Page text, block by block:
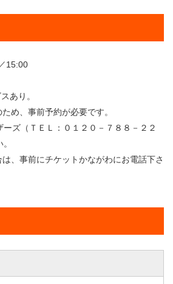
15:00
あり。
め、事前予約が必要です。
ズ（ＴＥＬ：０１２０－７８８－２２
、事前にチケットかながわにお電話下さ